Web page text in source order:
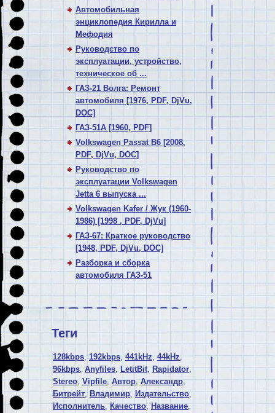
Автомобильная
энциклопедия Кирилла и
Мефодия
Руководство по
эксплуатации, устройство,
техническое об ...
ГАЗ-21 Волга: Ремонт
автомобиля [1976, PDF, DjVu,
DOC]
ГАЗ-51А [1960, PDF]
Volkswagen Passat В6 [2008,
PDF, DjVu, DOC]
Руководство по
эксплуатации Volkswagen
Jetta 6 выпуска ...
Volkswagen Kafer / Жук (1960-
1986) [1998 , PDF, DjVu]
ГАЗ-67: Краткое руководство
[1948, PDF, DjVu, DOC]
Разборка и сборка
автомобиля ГАЗ-51
Теги
128kbps, 192kbps, 441kHz, 44kHz,
96kbps, Anyfiles, LetitBit, Rapidator,
Stereo, Vipfile, Автор, Александр,
Битрейт, Владимир, Издательство,
Исполнитель, Качество, Название,